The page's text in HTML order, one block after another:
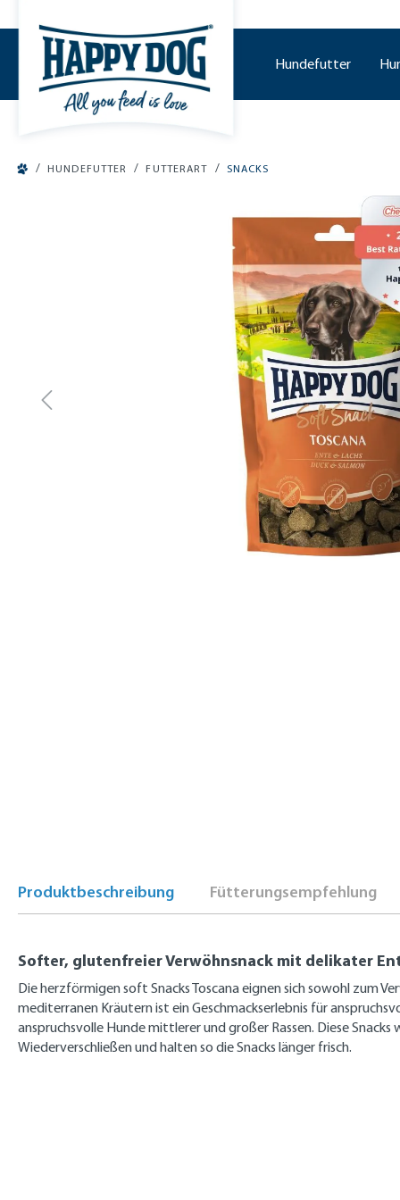
Hundefutter
/ HUNDEFUTTER / FUTTERART / SNACKS
Produktbeschreibung Fütterungsempfehlung
Softer, glutenfreier Verwöhnsnack mit delikater
Die herzförmigen soft Snacks Toscana eignen sich sowohl zum
mediterranen Kräutern ist ein Geschmackserlebnis für
anspruchsvolle Hunde mittlerer und großer Rassen. Diese
Wiederverschließen und halten so die Snacks länger frisch.